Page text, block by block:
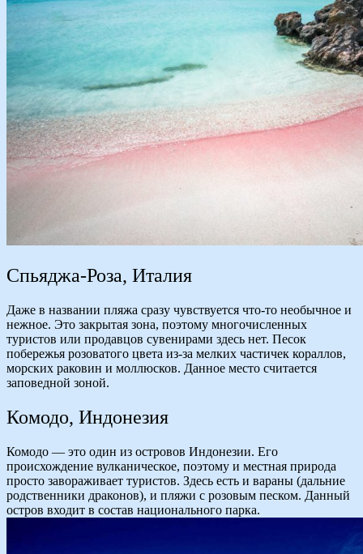
Спьяджа-Роза, Италия
Даже в названии пляжа сразу чувствуется что-то необычное и
нежное. Это закрытая зона, поэтому многочисленных
туристов или продавцов сувенирами здесь нет. Песок
побережья розоватого цвета из-за мелких частичек кораллов,
морских раковин и моллюсков. Данное место считается
заповедной зоной.
Комодо, Индонезия
Комодо — это один из островов Индонезии. Его
происхождение вулканическое, поэтому и местная природа
просто завораживает туристов. Здесь есть и вараны (дальние
родственники драконов), и пляжи с розовым песком. Данный
остров входит в состав национального парка.